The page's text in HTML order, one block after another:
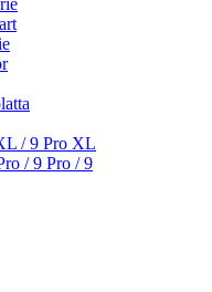
/ 9 Pro XL
/ 9 Pro / 9